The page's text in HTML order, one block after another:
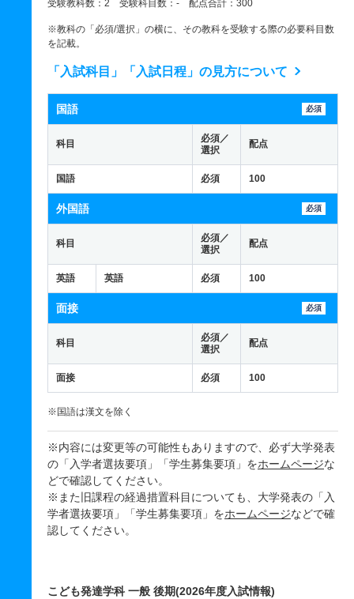
受験教科数：2 受験科目数：- 配点合計：300
※教科の「必須/選択」の横に、その教科を受験する際の必要科目数
を記載。
「入試科目」「入試日程」の見方について
国語 必須
科目
必須／
選択
配点
国語 必須 100
外国語 必須
科目
必須／
選択
配点
英語 英語 必須 100
面接 必須
科目
必須／
選択
配点
面接 必須 100
※国語は漢文を除く
※内容には変更等の可能性もありますので、必ず大学発表
の「入学者選抜要項」「学生募集要項」をホームページな
どで確認してください。
※また旧課程の経過措置科目についても、大学発表の「入
学者選抜要項」「学生募集要項」をホームページなどで確
認してください。
こども発達学科 一般 後期(2026年度入試情報)